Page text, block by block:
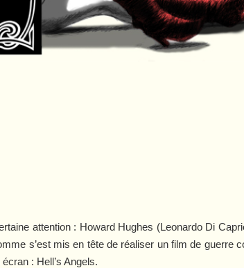
attention : Howard Hughes (Leonardo Di
s’est mis en tête de réaliser un film de guerre
: Hell’s Angels.